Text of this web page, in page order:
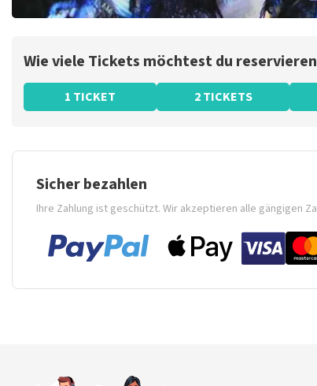
Wie viele Tickets möchtest du
1 TICKET 2 TICKETS
Sicher bezahlen
Ihre Zahlung ist geschützt. Wir akzeptieren alle gängigen